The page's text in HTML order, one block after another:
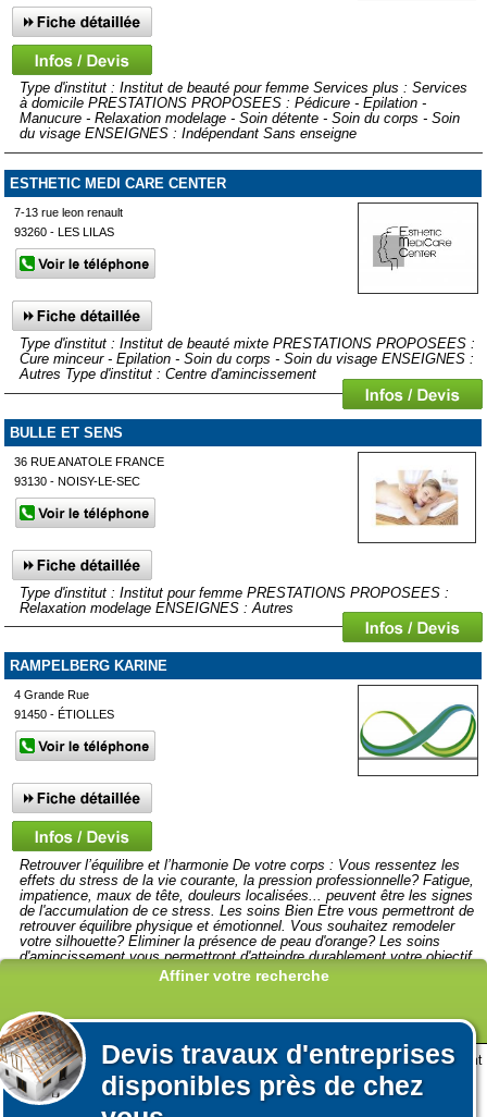
Devis travaux d'entreprises
disponibles près de chez
Type d'institut : Institut de beauté pour femme Services plus : Services
à domicile PRESTATIONS PROPOSEES : Pédicure - Epilation -
Manucure - Relaxation modelage - Soin détente - Soin du corps - Soin
du visage ENSEIGNES : Indépendant Sans enseigne
ESTHETIC MEDI CARE CENTER
7-13 rue leon renault
93260 - LES LILAS
Type d'institut : Institut de beauté mixte PRESTATIONS PROPOSEES :
Cure minceur - Epilation - Soin du corps - Soin du visage ENSEIGNES :
Autres Type d'institut : Centre d'amincissement
BULLE ET SENS
36 RUE ANATOLE FRANCE
93130 - NOISY-LE-SEC
Type d'institut : Institut pour femme PRESTATIONS PROPOSEES :
Relaxation modelage ENSEIGNES : Autres
RAMPELBERG KARINE
4 Grande Rue
91450 - ÉTIOLLES
Retrouver l’équilibre et l’harmonie De votre corps : Vous ressentez les
effets du stress de la vie courante, la pression professionnelle? Fatigue,
impatience, maux de tête, douleurs localisées... peuvent être les signes
de l'accumulation de ce stress. Les soins Bien Etre vous permettront de
retrouver équilibre physique et émotionnel. Vous souhaitez remodeler
votre silhouette? Eliminer la présence de peau d'orange? Les soins
d'amincissement vous permettront d'atteindre durablement votre objectif
en complément d'une alimentation saine et équilibrée. Soins
personnalisés et produits naturels. Réalisés par une praticienne formée
sur des zones énergétiques spécifiques et actions de phytothérapie.
Afficher plus de prestataires dans un rayon de 50km autour de
Thiais
Affiner votre recherche
Lors de votre visite sur notre site des fichiers informatiques nommés cookies sont
déposés sur votre terminal. Ces cookies sont utilisés pour la navigation, le
fonctionnement du site et les mesures d'audience pour l'éditeur.